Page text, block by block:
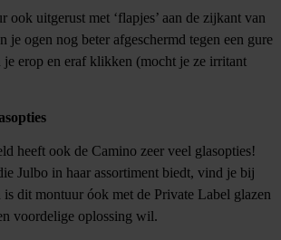
ook uitgerust met ‘flapjes’ aan de zijkant van
je ogen nog beter afgeschermd tegen een gure
erop en eraf klikken (mocht je ze irritant
heeft ook de Camino zeer veel glasopties!
Julbo in haar assortiment biedt, vind je bij
dit montuur óok met de Private Label glazen
voordelige oplossing wil.